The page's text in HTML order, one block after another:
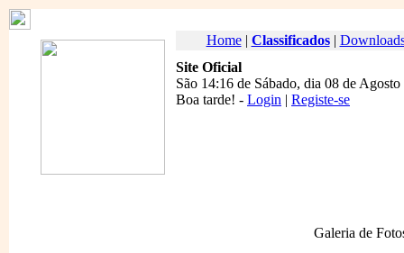
Home| Classificados|
Site Oficial
São 14:16 de Sábado, dia 08 de
Boa tarde! - Login | Registe-se
Galeria de